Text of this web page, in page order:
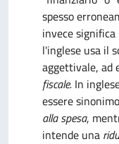
spesso
invece
l'inglese usa il
aggettivale, ad
fiscale. In
essere
alla spesa,
intende una